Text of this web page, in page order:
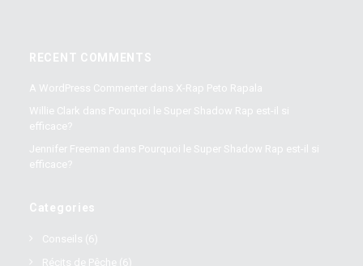
RECENT COMMENTS
A WordPress Commenter dans X-Rap Peto Rapala
Willie Clark dans Pourquoi le Super Shadow Rap est-il si
efficace?
Jennifer Freeman dans Pourquoi le Super Shadow Rap est-il si
efficace?
Categories
Conseils (6)
Récits de Pêche (6)